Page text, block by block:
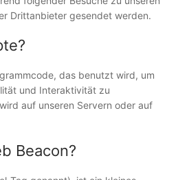
Drittanbieter gesendet werden.
das benutzt wird, um
und Interaktivität zu
auf unseren Servern oder auf
Beacon?